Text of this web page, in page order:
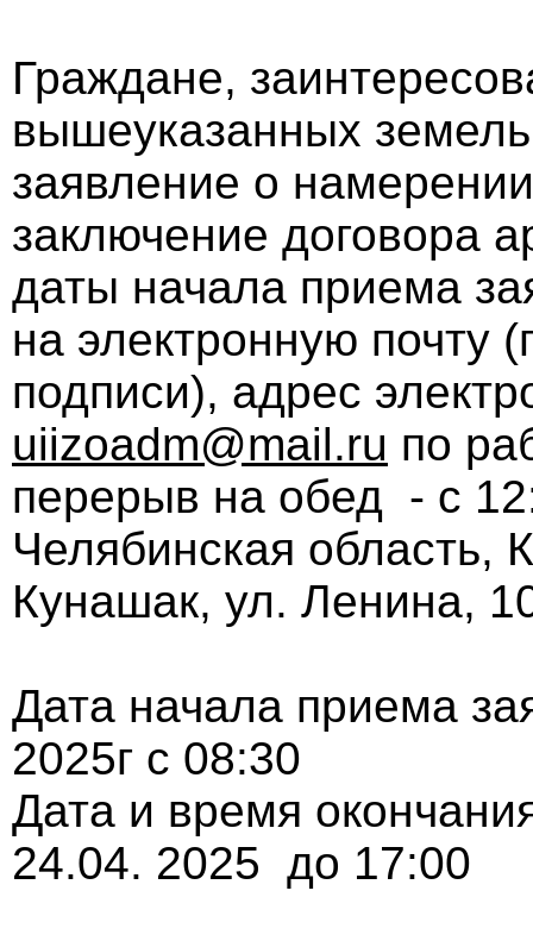
Граждане,
вышеуказанных
заявление о
заключение договора
даты начала приема
на электронную почту
подписи), адрес
uiizoadm@mail.ru по
перерыв на обед - с
Челябинская область,
Кунашак, ул. Ленина,
Дата начала
2025г с 08:30
Дата и время
24.04. 2025 до 17:00